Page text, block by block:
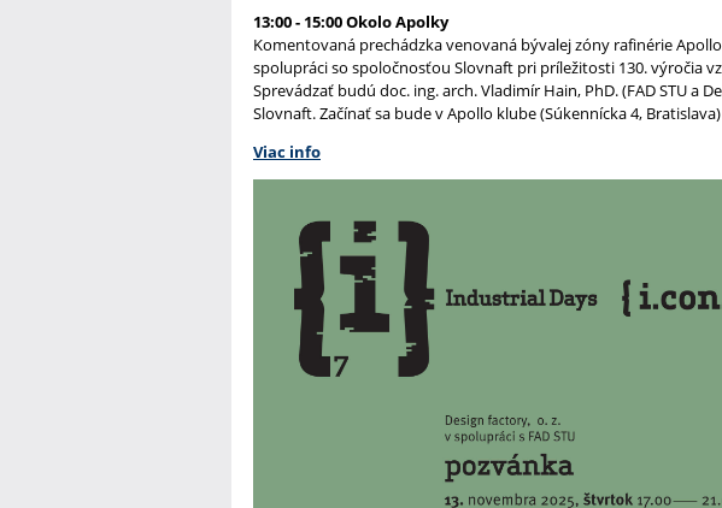
13:00 - 15:00 Okolo Apolky
Komentovaná prechádzka venovaná bývalej zóny rafinérie
spolupráci so spoločnosťou Slovnaft pri príležitosti 130. výročia
Sprevádzať budú doc. ing. arch. Vladimír Hain, PhD. (FAD STU a
Slovnaft. Začínať sa bude v Apollo klube (Súkennícka 4, Bratislava)
Viac info